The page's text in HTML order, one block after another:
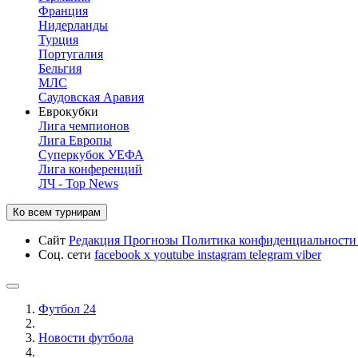
Франция
Нидерланды
Турция
Португалия
Бельгия
МЛС
Саудовская Аравия
Еврокубки
Лига чемпионов
Лига Европы
Суперкубок УЕФА
Лига конференций
ЛЧ - Top News
Ко всем турнирам
Сайт Редакция Прогнозы Политика конфиденциальности
Соц. сети facebook x youtube instagram telegram viber
Футбол 24
Новости футбола